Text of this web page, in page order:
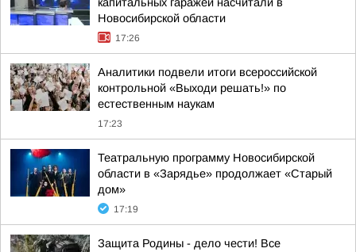
Новосибирской области
17:26
Аналитики подвели итоги всероссийской
контрольной «Выходи решать!» по
естественным наукам
17:23
Театральную программу Новосибирской
области в «Зарядье» продолжает «Старый
дом»
17:19
Защита Родины - дело чести! Все